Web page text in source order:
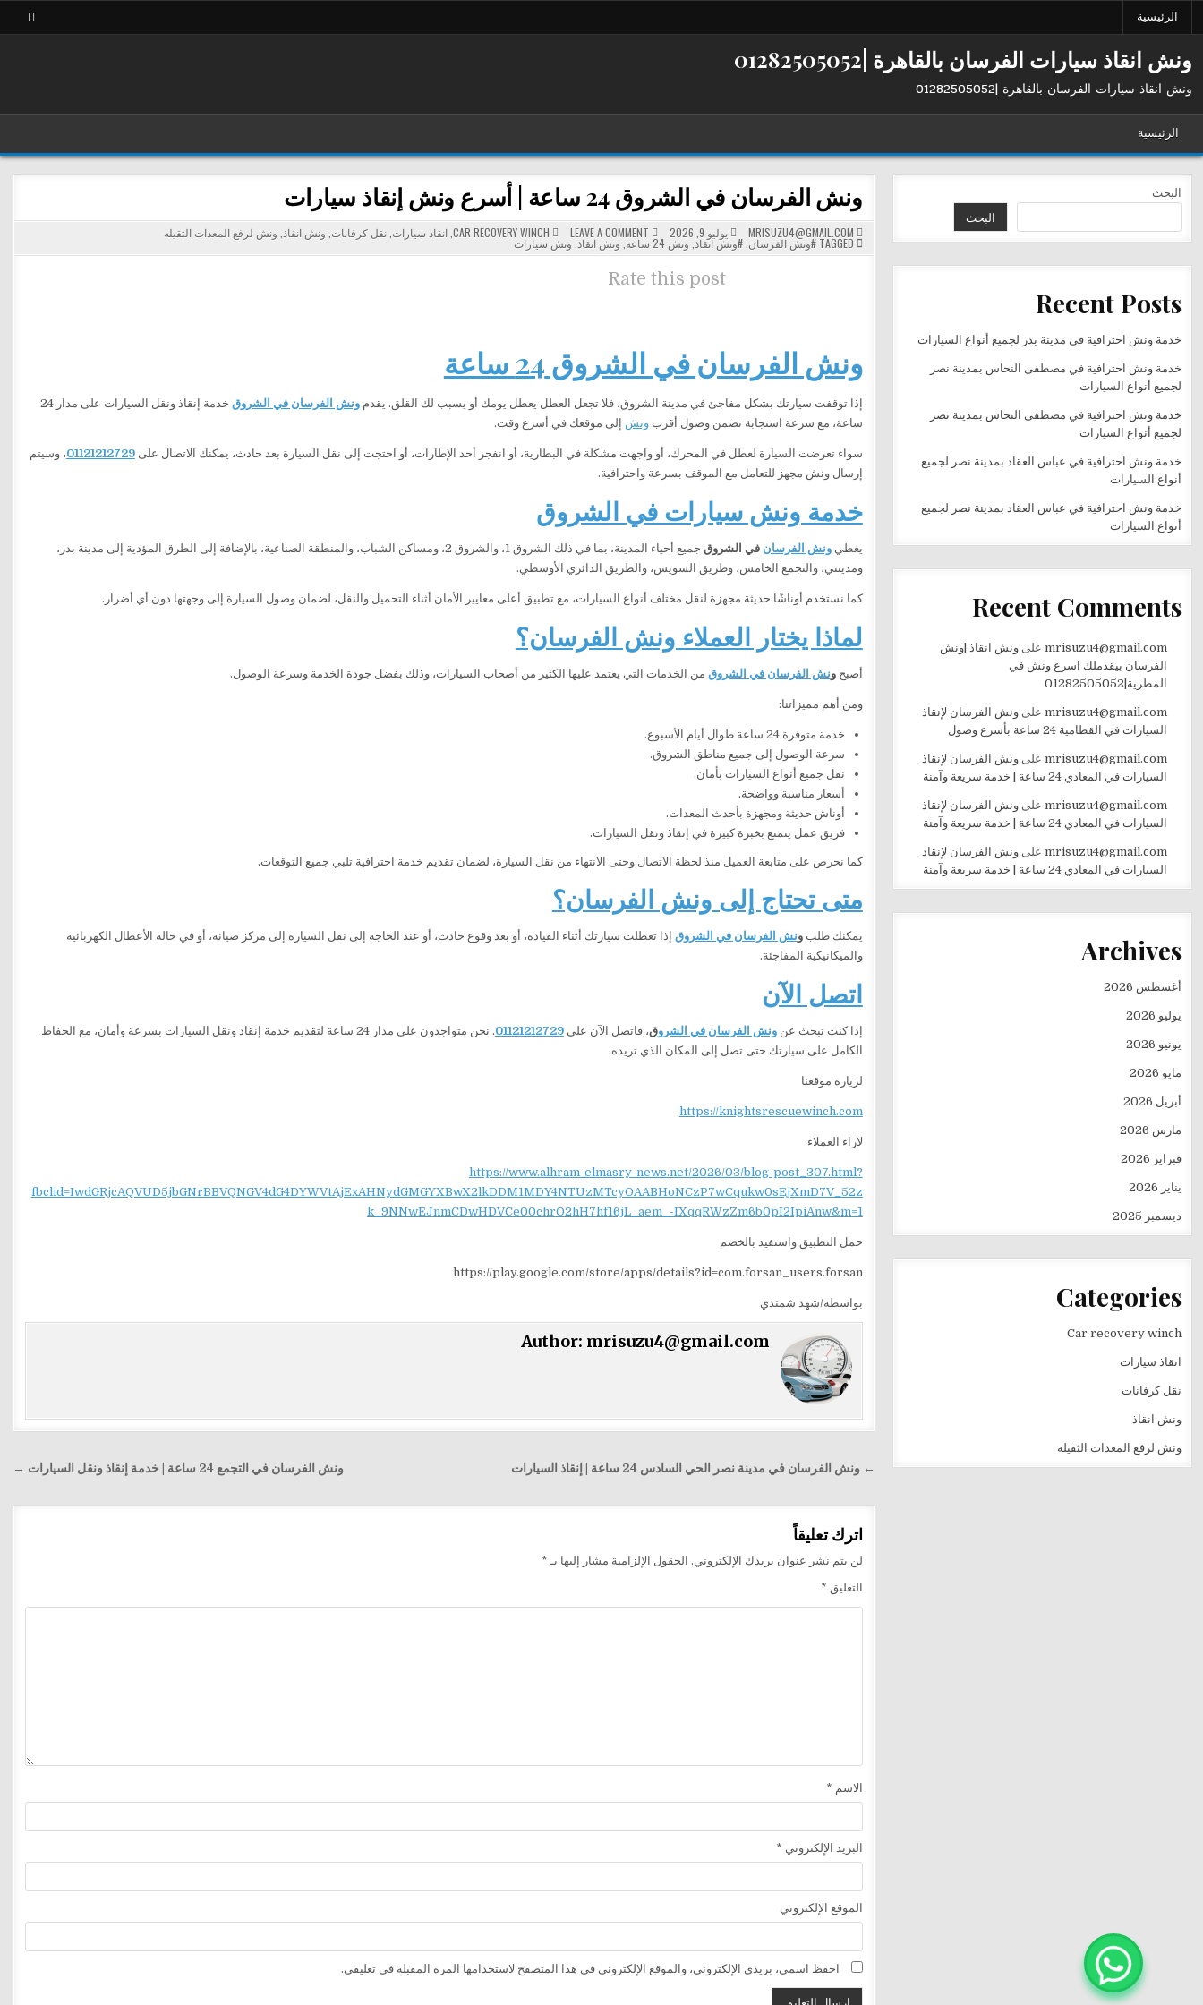
الرئيسية
ونش انقاذ سيارات الفرسان بالقاهرة |01282505052
ونش انقاذ سيارات الفرسان بالقاهرة |01282505052
الرئيسية
ونش الفرسان في الشروق 24 ساعة | أسرع ونش إنقاذ سيارات
MRISUZU4@GMAIL.COM يوليو 9, 2026 LEAVE A COMMENT
ON
ونش
الفرسان
POSTED
IN
CAR RECOVERY WINCH
,انقاذ سيارات ,نقل كرفانات ونش انقاذ ونش لرفع المعدات الثقيله
#ونش الفرسان ,#ونش انقاذ ونش 24 ساعة ونش انقاذ ونش سيارات
Rate this post
ونش الفرسان في الشروق 24 ساعة
إذا توقفت سيارتك بشكل مفاجئ في مدينة الشروق، فلا تجعل العطل يعطل يومك أو يسبب لك القلق. يقدمونش الفرسان في الشروق
خدمة إنقاذ ونقل السيارات على مدار 24
ساعة، مع سرعة استجابة تضمن وصول أقربونش إلى موقعك في أسرع وقت.
سواء تعرضت السيارة لعطل في المحرك، أو واجهت مشكلة في البطارية، أو انفجر أحد الإطارات، أو احتجت إلى نقل السيارة بعد حادث، يمكنك الاتصال على01121212729، وسيتم
إرسال ونش مجهز للتعامل مع الموقف بسرعة واحترافية.
خدمة ونش سيارات في الشروق
يغطيونش الفرسان في الشروق
جميع أحياء المدينة، بما في ذلك الشروق 1، والشروق 2، ومساكن الشباب، والمنطقة الصناعية، بالإضافة إلى الطرق المؤدية إلى مدينة بدر،
ومدينتي، والتجمع الخامس، وطريق السويس، والطريق الدائري الأوسطي.
كما نستخدم أوناشًا حديثة مجهزة لنقل مختلف أنواع السيارات، مع تطبيق أعلى معايير الأمان أثناء التحميل والنقل، لضمان وصول السيارة إلى وجهتها دون أي أضرار.
لماذا يختار العملاء ونش الفرسان؟
أصبحونش الفرسان في الشروق من الخدمات التي يعتمد عليها الكثير من أصحاب السيارات، وذلك بفضل جودة الخدمة وسرعة الوصول.
ومن أهم مميزاتنا:
خدمة متوفرة 24 ساعة طوال أيام الأسبوع.
سرعة الوصول إلى جميع مناطق الشروق.
نقل جميع أنواع السيارات بأمان.
أسعار مناسبة وواضحة.
أوناش حديثة ومجهزة بأحدث المعدات.
فريق عمل يتمتع بخبرة كبيرة في إنقاذ ونقل السيارات.
كما نحرص على متابعة العميل منذ لحظة الاتصال وحتى الانتهاء من نقل السيارة، لضمان تقديم خدمة احترافية تلبي جميع التوقعات.
متى تحتاج إلى ونش الفرسان؟
يمكنك طلبونش الفرسان في الشروق إذا تعطلت سيارتك أثناء القيادة، أو بعد وقوع حادث، أو عند الحاجة إلى نقل السيارة إلى مركز صيانة، أو في حالة الأعطال الكهربائية
والميكانيكية المفاجئة.
اتصل الآن
إذا كنت تبحث عنونش الفرسان في الشروق، فاتصل الآن على01121212729
. نحن متواجدون على مدار 24 ساعة لتقديم خدمة إنقاذ ونقل السيارات بسرعة وأمان، مع الحفاظ
الكامل على سيارتك حتى تصل إلى المكان الذي تريده.
لزيارة موقعنا
https://knightsrescuewinch.com
لاراء العملاء
https://www.alhram-elmasry-news.net/2026/03/blog-post_307.html?
fbclid=IwdGRjcAQVUD5jbGNrBBVQNGV4dG4DYWVtAjExAHNydGMGYXBwX2lkDDM1MDY4NTUzMTcyOAABHoNCzP7wCqukw0sEjXmD7V_52z
k_9NNwEJnmCDwHDVCe00chrO2hH7hf16jL_aem_-IXqqRWzZm6b0pI2IpiAnw&m=1
حمل التطبيق واستفيد بالخصم
https://play.google.com/store/apps/details?id=com.forsan_users.forsan
بواسطه/شهد شمندي
Author: mrisuzu4@gmail.com
تصفّح ونش الفرسان في التجمع 24 ساعة | خدمة إنقاذ ونقل السيارات → ← ونش الفرسان في مدينة نصر الحي السادس 24 ساعة | إنقاذ السيارات
اترك تعليقاً
لن يتم نشر عنوان بريدك الإلكتروني. الحقول الإلزامية مشار إليها بـ *
التعليق *
الاسم *
البريد الإلكتروني *
الموقع الإلكتروني
احفظ اسمي، بريدي الإلكتروني، والموقع الإلكتروني في هذا المتصفح لاستخدامها المرة المقبلة في تعليقي.
البحث
البحث
Recent Posts
خدمة ونش احترافية في مدينة بدر لجميع أنواع السيارات
خدمة ونش احترافية في مصطفى النحاس بمدينة نصر
لجميع أنواع السيارات
خدمة ونش احترافية في مصطفى النحاس بمدينة نصر
لجميع أنواع السيارات
خدمة ونش احترافية في عباس العقاد بمدينة نصر لجميع
أنواع السيارات
خدمة ونش احترافية في عباس العقاد بمدينة نصر لجميع
أنواع السيارات
Recent Comments
mrisuzu4@gmail.comعلى ونش انقاذ |ونش
الفرسان بيقدملك اسرع ونش في
المطرية|01282505052
mrisuzu4@gmail.comعلى ونش الفرسان لإنقاذ
السيارات في القطامية 24 ساعة بأسرع وصول
mrisuzu4@gmail.comعلى ونش الفرسان لإنقاذ
السيارات في المعادي 24 ساعة | خدمة سريعة وآمنة
mrisuzu4@gmail.comعلى ونش الفرسان لإنقاذ
السيارات في المعادي 24 ساعة | خدمة سريعة وآمنة
mrisuzu4@gmail.comعلى ونش الفرسان لإنقاذ
السيارات في المعادي 24 ساعة | خدمة سريعة وآمنة
Archives
أغسطس 2026
يوليو 2026
يونيو 2026
مايو 2026
أبريل 2026
مارس 2026
فبراير 2026
يناير 2026
ديسمبر 2025
Categories
Car recovery winch
انقاذ سيارات
نقل كرفانات
ونش انقاذ
ونش لرفع المعدات الثقيله